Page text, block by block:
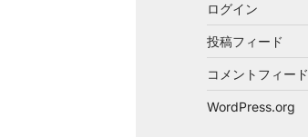
ログイン
投稿フィード
コメントフィード
WordPress.org